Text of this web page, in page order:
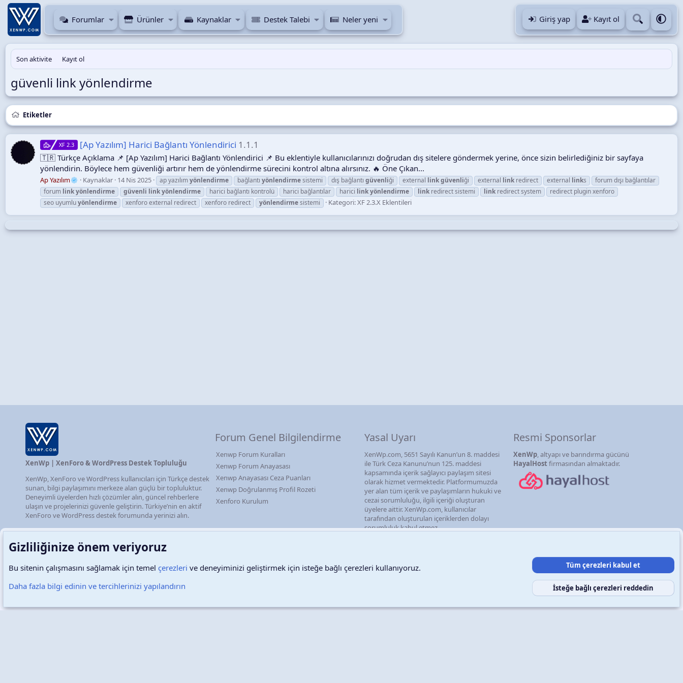
Forumlar Ürünler Kaynaklar Destek Talebi Neler yeni Giriş yap Kayıt ol
Son aktivite Kayıt ol
güvenli link yönlendirme
Etiketler
XF 2.3 [Ap Yazılım] Harici Bağlantı Yönlendirici 1.1.1
🇹🇷 Türkçe Açıklama 📌 [Ap Yazılım] Harici Bağlantı Yönlendirici 📌 Bu eklentiyle kullanıcılarınızı doğrudan dış sitelere göndermek yerine, önce sizin belirlediğiniz bir sayfaya
yönlendirin. Böylece hem güvenliği artırır hem de yönlendirme sürecini kontrol altına alırsınız. 🔥 Öne Çıkan...
Ap Yazılım Kaynaklar 14 Nis 2025 ap yazılımyönlendirme bağlantıyönlendirmesistemi dış bağlantıgüvenliği external linkgüvenliği external link redirect external links
forum dışı bağlantılar
forum linkyönlendirme güvenli linkyönlendirme harici bağlantı kontrolü harici bağlantılar harici linkyönlendirme link redirect sistemi link redirect system
redirect plugin xenforo
seo uyumluyönlendirme xenforo external redirect xenforo redirect yönlendirmesistemi Kategori:XF 2.3.X Eklentileri
XenWp | XenForo & WordPress Destek Topluluğu
XenWp, XenForo ve WordPress kullanıcıları için Türkçe destek
sunan, bilgi paylaşımını merkeze alan güçlü bir topluluktur.
Deneyimli üyelerden hızlı çözümler alın, güncel rehberlere
ulaşın ve projelerinizi güvenle geliştirin. Türkiye’nin en aktif
XenForo ve WordPress destek forumunda yerinizi alın.
Forum Genel Bilgilendirme
Xenwp Forum Kuralları
Xenwp Forum Anayasası
Xenwp Anayasası Ceza Puanları
Xenwp Doğrulanmış Profil Rozeti
Xenforo Kurulum
Yasal Uyarı
XenWp.com, 5651 Sayılı Kanun’un 8. maddesi
ile Türk Ceza Kanunu’nun 125. maddesi
kapsamında içerik sağlayıcı paylaşım sitesi
olarak hizmet vermektedir. Platformumuzda
yer alan tüm içerik ve paylaşımların hukuki ve
cezai sorumluluğu, ilgili içeriği oluşturan
üyelere aittir. XenWp.com, kullanıcılar
tarafından oluşturulan içeriklerden dolayı
sorumluluk kabul etmez.
Resmi Sponsorlar
XenWp, altyapı ve barındırma gücünü
HayalHost firmasından almaktadır.
Türkçe (TR) Çerezler Destek talepleri Gizlilik politikası Yardım Ana sayfa
Gizliliğinize önem veriyoruz
Bu sitenin çalışmasını sağlamak için temel çerezleri ve deneyiminizi geliştirmek için isteğe bağlı çerezleri kullanıyoruz.
Daha fazla bilgi edinin ve tercihlerinizi yapılandırın
Tüm çerezleri kabul et
İsteğe bağlı çerezleri reddedin